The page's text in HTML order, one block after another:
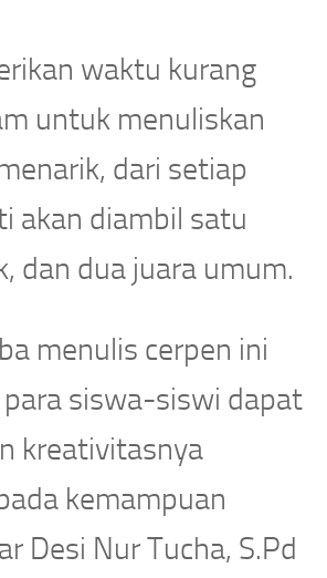
waktu kurang
untuk menuliskan
dari setiap
akan diambil satu
dan dua juara umum.
menulis cerpen ini
para siswa-siswi dapat
kreativitasnya
kemampuan
Desi Nur Tucha, S.Pd